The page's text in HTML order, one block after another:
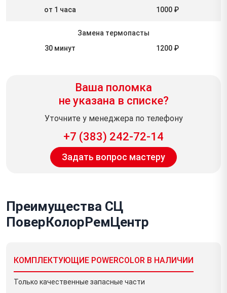
от 1 часа
1000 ₽
Замена термопасты
30 минут
1200 ₽
Ваша поломка
не указана в списке?
Уточните у менеджера по телефону
+7 (383) 242-72-14
Задать вопрос мастеру
Преимущества СЦ
ПоверКолорРемЦентр
КОМПЛЕКТУЮЩИЕ POWERCOLOR В НАЛИЧИИ
Только качественные запасные части